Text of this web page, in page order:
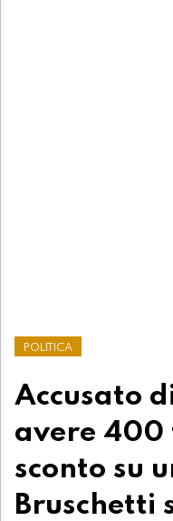
POLITICA
Accusato
avere 400
sconto su
Bruschetti